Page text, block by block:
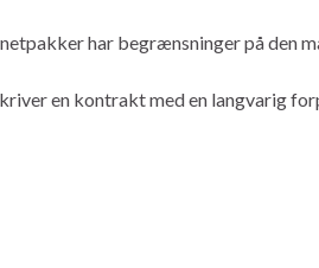
har begrænsninger på den
en kontrakt med en langvarig